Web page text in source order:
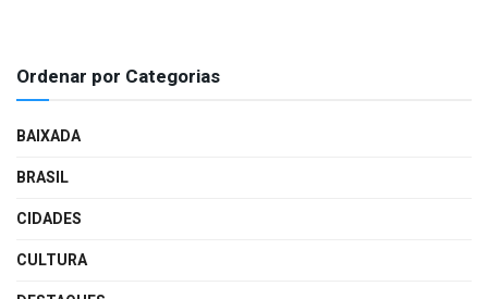
Ordenar por Categorias
BAIXADA
BRASIL
CIDADES
CULTURA